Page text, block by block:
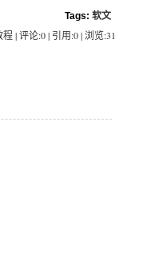
Tags: 软文
程 | 评论:0 | 引用:0 | 浏览:31